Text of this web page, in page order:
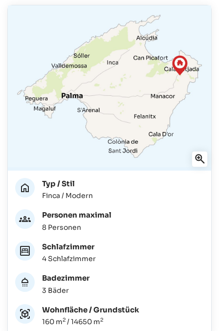
Typ / Stil
Finca / Modern
Personen maximal
8 Personen
Schlafzimmer
4 Schlafzimmer
Badezimmer
3 Bäder
Wohnfläche / Grundstück
160 m2 / 14650 m2